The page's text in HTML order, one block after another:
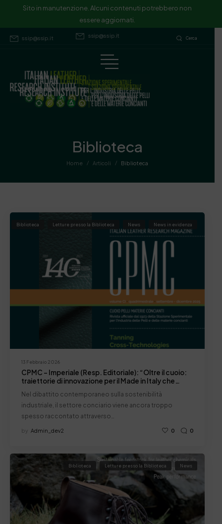
Sito in manutenzione. Alcuni contenuti potrebbero non
essere aggiornati.
ssip@ssip.it Cerca
Sito in manutenzione. Alcuni contenuti potrebbero non essere
aggiornati.
ssip@ssip.it
Biblioteca
Home / Articoli / Biblioteca
13 Febbraio 2026
Biblioteca Letture presso la Biblioteca News News in evidenza
CPMC – Imperiale (Resp. Editoriale): “Oltre il cuoio:
traiettorie di innovazione per il Made in Italy che
Nel dibattito contemporaneo sulla sostenibilità
industriale, il settore conciario viene ancora troppo
spesso raccontato attraverso…
by Admin_dev2 0 0
Biblioteca Letture presso la Biblioteca News